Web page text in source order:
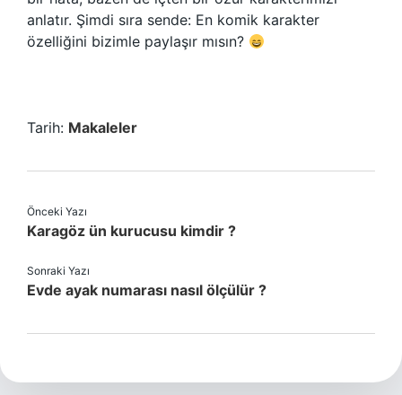
anlatır. Şimdi sıra sende: En komik karakter
özelliğini bizimle paylaşır mısın?
Tarih: Makaleler
Önceki Yazı
Karagöz ün kurucusu kimdir ?
Sonraki Yazı
Evde ayak numarası nasıl ölçülür ?